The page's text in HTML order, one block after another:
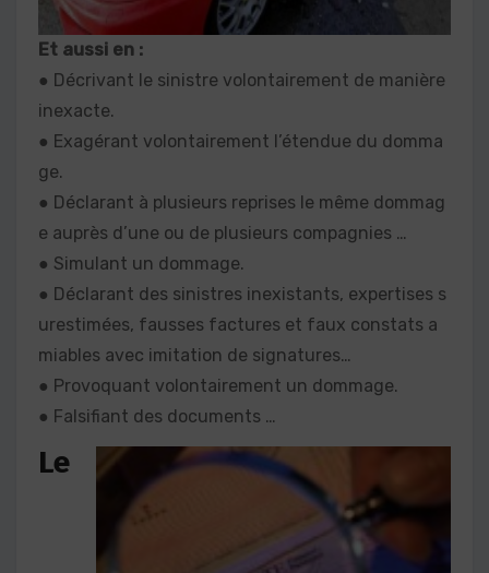
Et aussi en :
● Décrivant le sinistre volontairement de manière
inexacte.
● Exagérant volontairement l’étendue du domma
ge.
● Déclarant à plusieurs reprises le même dommag
e auprès d’une ou de plusieurs compagnies …
● Simulant un dommage.
● Déclarant des sinistres inexistants, expertises s
urestimées, fausses factures et faux constats a
miables avec imitation de signatures…
● Provoquant volontairement un dommage.
● Falsifiant des documents …
Le